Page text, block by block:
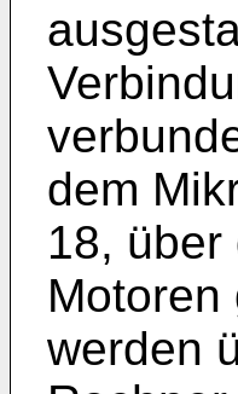
dem
18,
werden